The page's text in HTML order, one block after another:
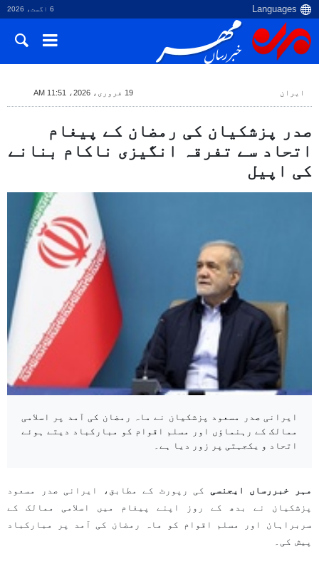
6 اگست، 2026
ایران 19 فروری، 2026، 11:51 AM
صدر پزشکیان کی رمضان کے پیغام
اتحاد سے تفرقہ انگیزی ناکام بنانے
کی اپیل
ایرانی صدر مسعود پزشکیان نے ماہ رمضان کی آمد پر اسلامی
ممالک کے رہنماؤں اور مسلم اقوام کو مبارکباد دیتے ہوئے
اتحاد و یکجہتی پر زور دیا ہے۔
مہر خبررساں ایجنسی کی رپورٹ کے مطابق، ایرانی صدر مسعود
پزشکیان نے بدھ کے روز اپنے پیغام میں اسلامی ممالک کے
سربراہان اور مسلم اقوام کو ماہ رمضان کی آمد پر مبارکباد
پیش کی۔